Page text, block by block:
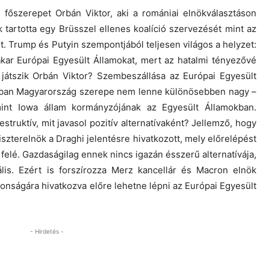
Orbán Viktor, aki a romániai elnökválasztáson
tartotta egy Brüsszel ellenes koalíció szervezését mint az
Trump és Putyin szempontjából teljesen világos a helyzet:
Európai Egyesült Államokat, mert az hatalmi tényezővé
Orbán Viktor? Szembeszállása az Európai Egyesült
Magyarország szerepe nem lenne különösebben nagy –
Iowa állam kormányzójának az Egyesült Államokban.
mit javasol pozitív alternatívaként? Jellemző, hogy
a Draghi jelentésre hivatkozott, mely előrelépést
Gazdaságilag ennek nincs igazán ésszerű alternatívája,
Ezért is forszírozza Merz kancellár és Macron elnök
hivatkozva előre lehetne lépni az Európai Egyesült
- Hirdetés -